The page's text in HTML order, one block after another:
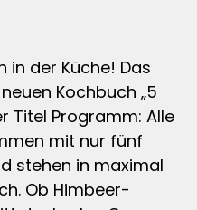
in der Küche! Das
Kochbuch „5
Titel Programm: Alle
mit nur fünf
stehen in maximal
Ob Himbeer-